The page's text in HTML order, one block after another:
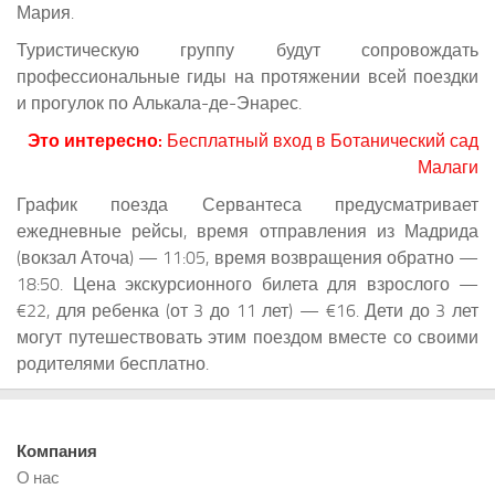
Мария.
Туристическую группу будут сопровождать
профессиональные гиды на протяжении всей поездки
и прогулок по Алькала-де-Энарес.
Это интересно: Бесплатный вход в Ботанический сад
Малаги
График поезда Сервантеса предусматривает
ежедневные рейсы, время отправления из Мадрида
(вокзал Аточа) — 11:05, время возвращения обратно —
18:50. Цена экскурсионного билета для взрослого —
€22, для ребенка (от 3 до 11 лет) — €16. Дети до 3 лет
могут путешествовать этим поездом вместе со своими
родителями бесплатно.
Компания
О нас